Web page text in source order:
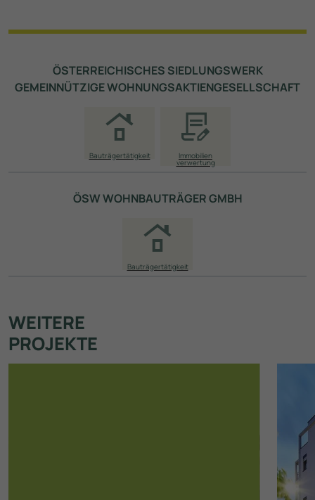
ÖSTERREICHISCHES SIEDLUNGSWERK
GEMEINNÜTZIGE WOHNUNGS­AKTIEN­GESELLSCHAFT
Bauträgertätigkeit Immobilien­
verwertung
ÖSW WOHNBAUTRÄGER GMBH
Bauträgertätigkeit
WEITERE
PROJEKTE